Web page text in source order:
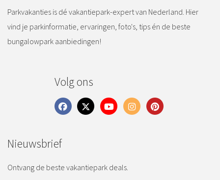
Parkvakanties is dé vakantiepark-expert van Nederland. Hier
vind je parkinformatie, ervaringen, foto's, tips én de beste
bungalowpark aanbiedingen!
Volg ons
Nieuwsbrief
Ontvang de beste vakantiepark deals.